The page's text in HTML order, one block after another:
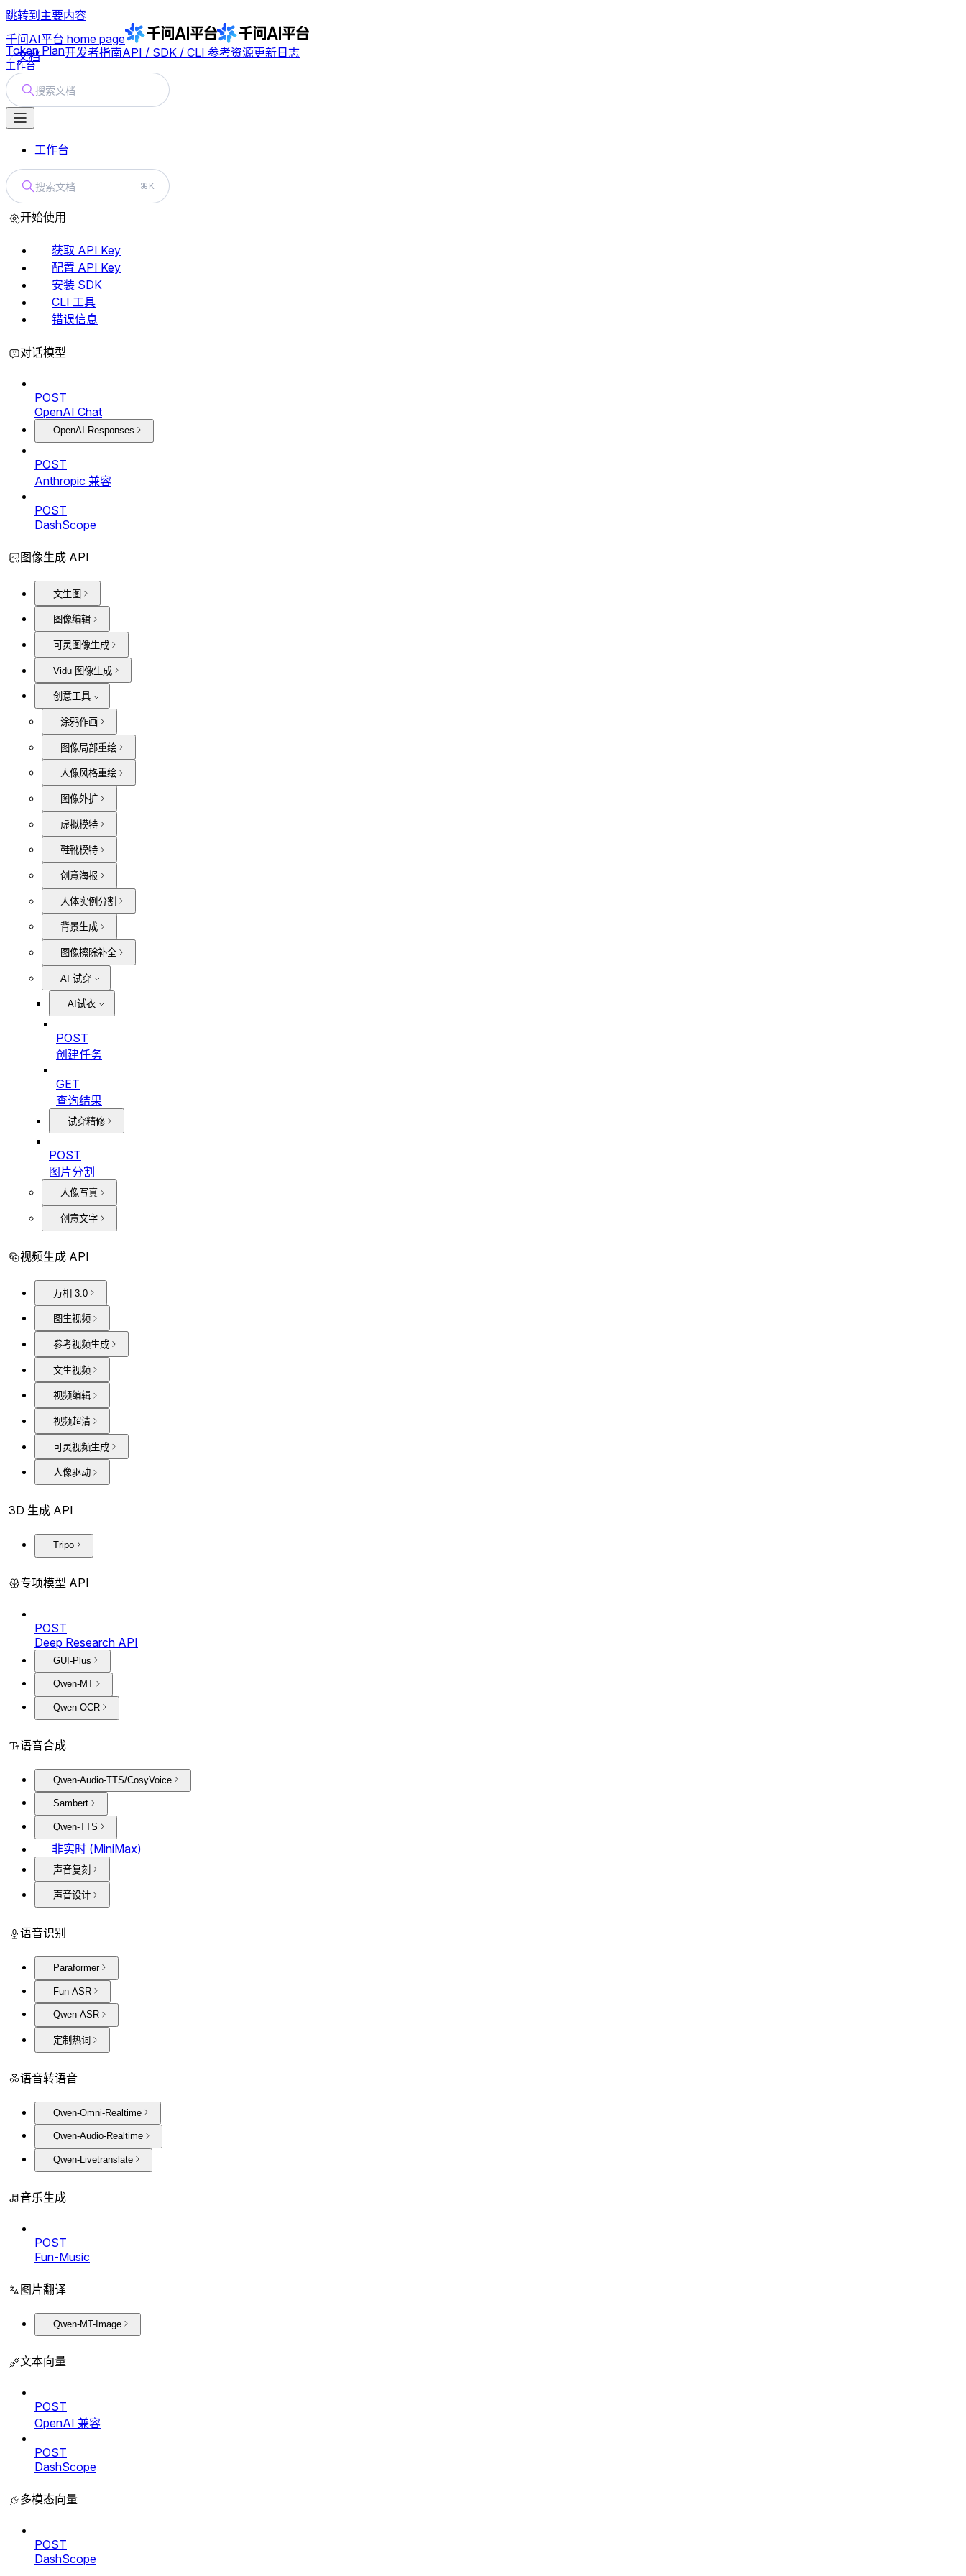
跳转到主要内容
千问AI平台 home page
文档
Token Plan开发者指南API / SDK / CLI 参考资源更新日志
工作台
搜索文档
工作台
搜索文档 ⌘K
开始使用
获取 API Key
配置 API Key
安装 SDK
CLI 工具
错误信息
对话模型
POST
OpenAI Chat
OpenAI Responses
POST
Anthropic 兼容
POST
DashScope
图像生成 API
文生图
图像编辑
可灵图像生成
Vidu 图像生成
创意工具
涂鸦作画
图像局部重绘
人像风格重绘
图像外扩
虚拟模特
鞋靴模特
创意海报
人体实例分割
背景生成
图像擦除补全
AI 试穿
AI试衣
POST
创建任务
GET
查询结果
试穿精修
POST
图片分割
人像写真
创意文字
视频生成 API
万相 3.0
图生视频
参考视频生成
文生视频
视频编辑
视频超清
可灵视频生成
人像驱动
3D 生成 API
Tripo
专项模型 API
POST
Deep Research API
GUI-Plus
Qwen-MT
Qwen-OCR
语音合成
Qwen-Audio-TTS/CosyVoice
Sambert
Qwen-TTS
非实时 (MiniMax)
声音复刻
声音设计
语音识别
Paraformer
Fun-ASR
Qwen-ASR
定制热词
语音转语音
Qwen-Omni-Realtime
Qwen-Audio-Realtime
Qwen-Livetranslate
音乐生成
POST
Fun-Music
图片翻译
Qwen-MT-Image
文本向量
POST
OpenAI 兼容
POST
DashScope
多模态向量
POST
DashScope